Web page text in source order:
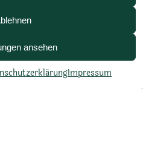
ansehen
Impressum